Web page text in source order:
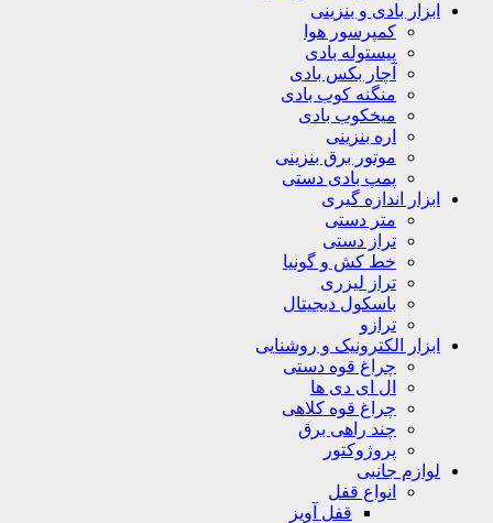
ابزار بادی و بنزینی
کمپرسور هوا
پیستوله بادی
آچار بکس بادی
منگنه کوب بادی
میخکوب بادی
اره بنزینی
موتور برق بنزینی
پمپ بادی دستی
ابزار اندازه گیری
متر دستی
تراز دستی
خط کش و گونیا
تراز لیزری
باسکول دیجیتال
ترازو
ابزار الکترونیک و روشنایی
چراغ قوه دستی
ال ای دی ها
چراغ قوه کلاهی
چند راهی برق
پروژوکتور
لوازم جانبی
انواع قفل
قفل آویز